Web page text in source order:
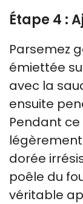
Étape 4 :
Parsemez
émiettée
avec la
ensuite
Pendant
dorée
poêle du
véritable